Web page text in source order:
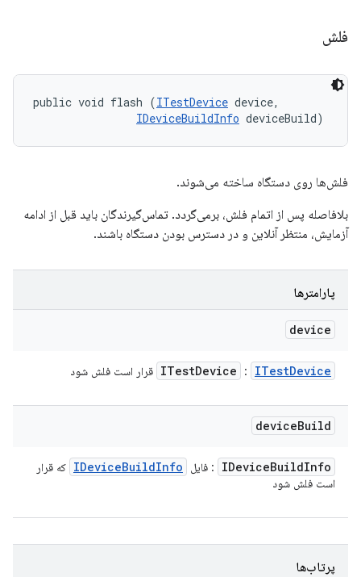
فلش
public void flash (ITestDevice device,
IDeviceBuildInfo deviceBuild)
فلش‌ها روی دستگاه ساخته می‌شوند.
بلافاصله پس از اتمام فلش، برمی‌گردد. تماس‌گیرندگان باید قبل از ادامه
آزمایش، منتظر آنلاین و در دسترس بودن دستگاه باشند.
پارامترها
device
ITestDevice : ITestDevice قرار است فلش شود
deviceBuild
IDeviceBuildInfo : فایل IDeviceBuildInfo
که قرار
است فلش شود
پرتاب‌ها